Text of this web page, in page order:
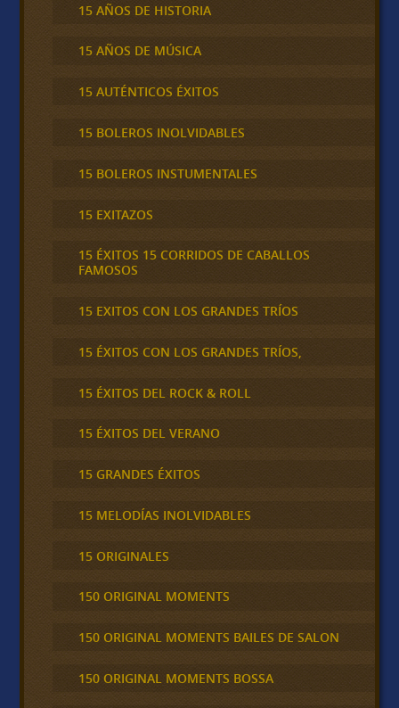
15 AÑOS DE HISTORIA
15 AÑOS DE MÚSICA
15 AUTÉNTICOS ÉXITOS
15 BOLEROS INOLVIDABLES
15 BOLEROS INSTUMENTALES
15 EXITAZOS
15 ÉXITOS 15 CORRIDOS DE CABALLOS
FAMOSOS
15 EXITOS CON LOS GRANDES TRÍOS
15 ÉXITOS CON LOS GRANDES TRÍOS,
15 ÉXITOS DEL ROCK & ROLL
15 ÉXITOS DEL VERANO
15 GRANDES ÉXITOS
15 MELODÍAS INOLVIDABLES
15 ORIGINALES
150 ORIGINAL MOMENTS
150 ORIGINAL MOMENTS BAILES DE SALON
150 ORIGINAL MOMENTS BOSSA